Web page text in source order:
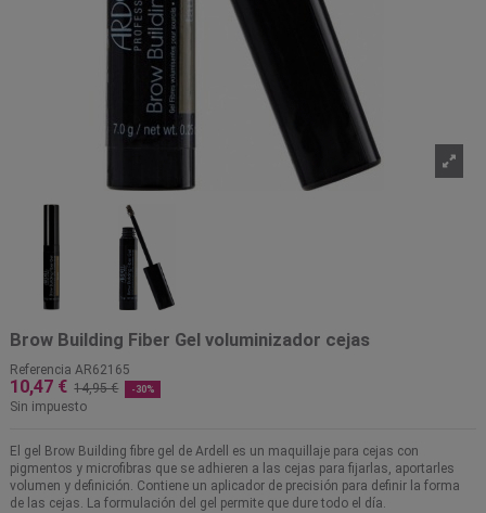
Brow Building Fiber Gel voluminizador cejas
Referencia AR62165
10,47 € 14,95 € -30%
Sin impuesto
El gel Brow Building fibre gel de Ardell es un maquillaje para cejas con
pigmentos y microfibras que se adhieren a las cejas para fijarlas, aportarles
volumen y definición. Contiene un aplicador de precisión para definir la forma
de las cejas. La formulación del gel permite que dure todo el día.